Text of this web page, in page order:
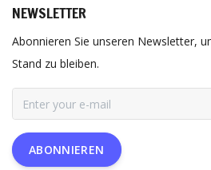
NEWSLETTER
Abonnieren Sie unseren Newsletter,
Stand zu bleiben.
ABONNIEREN